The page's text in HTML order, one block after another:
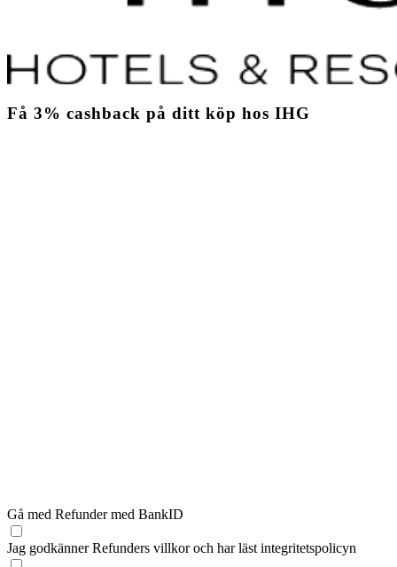
Få 3% cashback på ditt köp hos IHG
Gå med Refunder med BankID
Jag godkänner Refunders villkoroch har läst integritetspolicyn